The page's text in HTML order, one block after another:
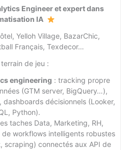
Engineer et expert dans
IA
Yelloh Village, BazarChic,
Français, Texdecor…
de jeu :
engineering : tracking propre
(GTM server, BigQuery…),
décisionnels (Looker,
Python).
taches Data, Marketing, RH,
workflows intelligents robustes
scraping) connectés aux API de